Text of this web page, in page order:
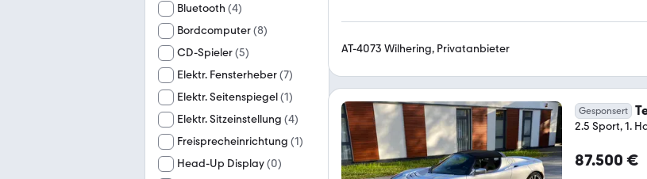
Bluetooth (4)
Bordcomputer(8)
CD-Spieler(5)
Elektr. Fensterheber(7)
Elektr. Seitenspiegel(1)
Elektr. Sitzeinstellung (4)
Freisprecheinrichtung (1)
Head-Up Display(0)
AT-4073 Wilhering, Privatanbieter
Gesponsert
2.5 Sport, 1.
87.500 €